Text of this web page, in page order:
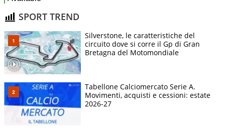
SPORT TREND
Silverstone, le caratteristiche del
circuito dove si corre il Gp di Gran
Bretagna del Motomondiale
Tabellone Calciomercato Serie A.
Movimenti, acquisti e cessioni: estate
2026-27